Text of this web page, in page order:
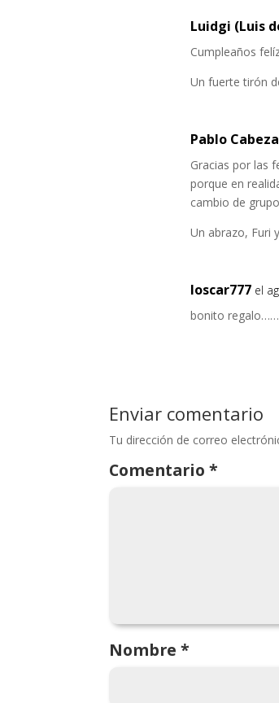
Luidgi (Luis
Cumpleaños
Un fuerte tirón
Pablo Cabeza
Gracias por las
porque en
cambio de
Un abrazo, Furi
loscar777 el
bonito
Enviar comentario
Tu dirección de correo
Comentario*
Nombre*